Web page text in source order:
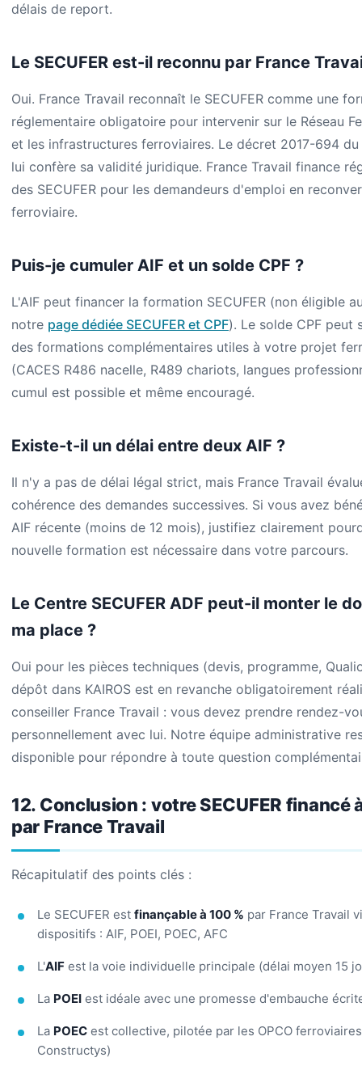
délais de report.
Le SECUFER est-il reconnu par France
Oui. France Travail reconnaît le SECUFER comme une
réglementaire obligatoire pour intervenir sur le Réseau
et les infrastructures ferroviaires. Le décret 2017-694 du
lui confère sa validité juridique. France Travail finance
des SECUFER pour les demandeurs d'emploi en
ferroviaire.
Puis-je cumuler AIF et un solde CPF ?
L'AIF peut financer la formation SECUFER (non éligible
notre page dédiée SECUFER et CPF). Le solde CPF peut
des formations complémentaires utiles à votre projet
(CACES R486 nacelle, R489 chariots, langues
cumul est possible et même encouragé.
Existe-t-il un délai entre deux AIF ?
Il n'y a pas de délai légal strict, mais France Travail
cohérence des demandes successives. Si vous avez
AIF récente (moins de 12 mois), justifiez clairement
nouvelle formation est nécessaire dans votre parcours.
Le Centre SECUFER ADF peut-il monter le
ma place ?
Oui pour les pièces techniques (devis, programme,
dépôt dans KAIROS est en revanche obligatoirement
conseiller France Travail : vous devez prendre rendez-
personnellement avec lui. Notre équipe administrative
disponible pour répondre à toute question
12. Conclusion : votre SECUFER financé
par France Travail
Récapitulatif des points clés :
Le SECUFER est finançable à 100 % par France Travail
dispositifs : AIF, POEI, POEC, AFC
L'AIF est la voie individuelle principale (délai moyen 15
La POEI est idéale avec une promesse d'embauche
La POEC est collective, pilotée par les OPCO
Constructys)